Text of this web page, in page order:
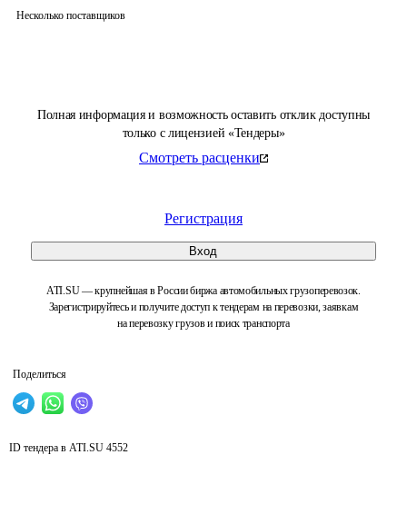
Полная информация и возможность оставить отклик доступны
только с лицензией «Тендеры»
Смотреть расценки
Регистрация
Вход
ATI.SU — крупнейшая в России биржа автомобильных грузоперевозок.
Зарегистрируйтесь и получите доступ к тендерам на перевозки, заявкам
на перевозку грузов и поиск транспорта
Поделиться
Несколько поставщиков
ID тендера в ATI.SU 4552